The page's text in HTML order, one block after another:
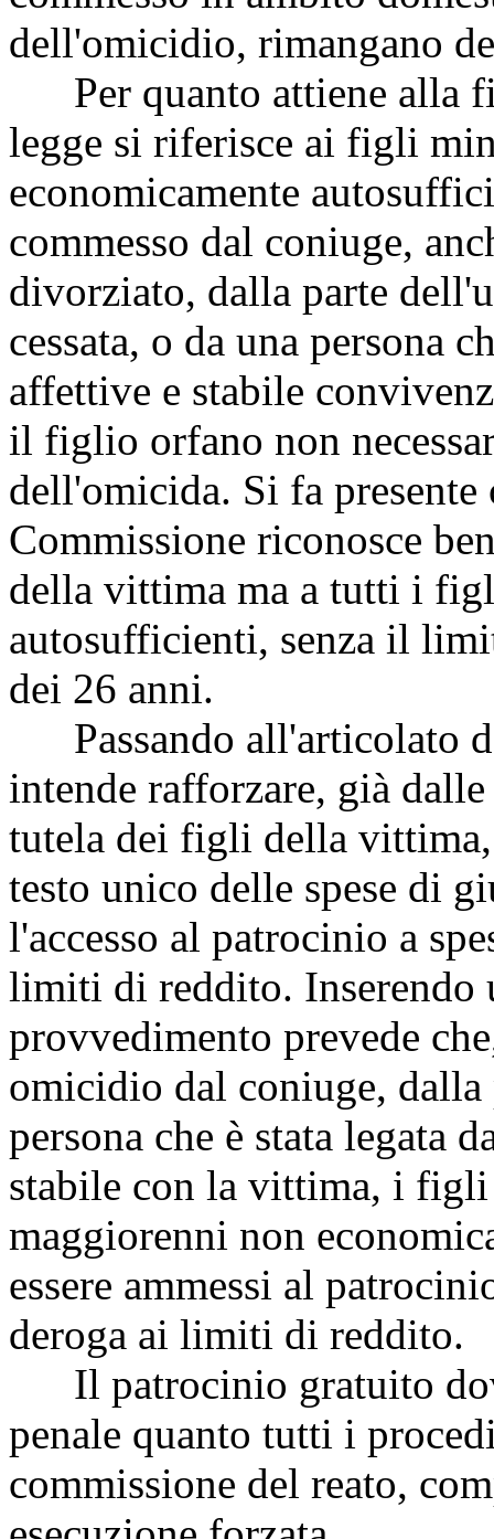
dell'omicidio, rimangano
Per quanto attiene alla
legge si riferisce ai figli
economicamente
commesso dal coniuge,
divorziato, dalla parte
cessata, o da una persona
affettive e stabile
il figlio orfano non
dell'omicida. Si fa
Commissione riconosce
della vittima ma a tutti i
autosufficienti, senza il
dei 26 anni.
Passando all'articolato
intende rafforzare, già
tutela dei figli della
testo unico delle spese di
l'accesso al patrocinio a
limiti di reddito. Inserendo
provvedimento prevede
omicidio dal coniuge,
persona che è stata legata
stabile con la vittima, i
maggiorenni non
essere ammessi al
deroga ai limiti di reddito.
Il patrocinio gratuito
penale quanto tutti i
commissione del reato,